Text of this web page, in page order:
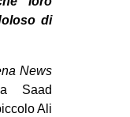
di
News
Saad
Ali